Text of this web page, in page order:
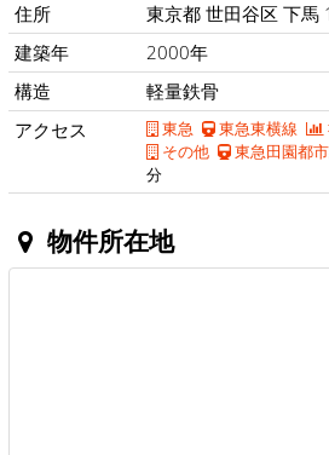
住所
東京都 世田谷区 下馬
建築年
2000年
構造
軽量鉄骨
アクセス
東急 東急東横線
その他
東急田園都
分
物件所在地